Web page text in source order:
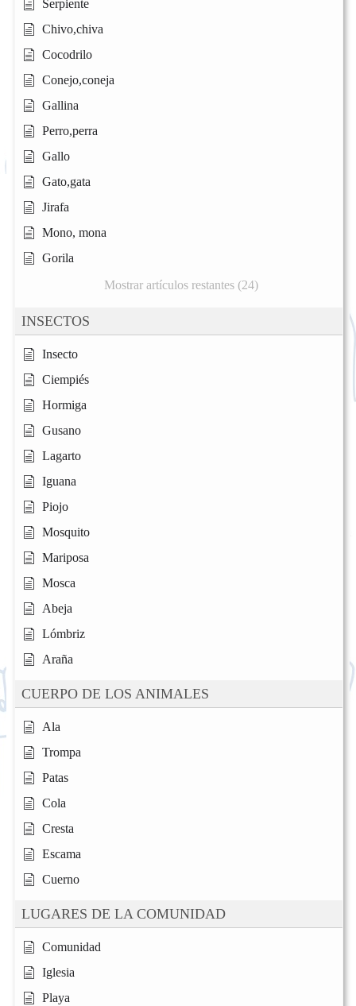
Serpiente
Chivo,chiva
Cocodrilo
Conejo,coneja
Gallina
Perro,perra
Gallo
Gato,gata
Jirafa
Mono, mona
Gorila
Mostrar artículos restantes (24)
INSECTOS
Insecto
Ciempiés
Hormiga
Gusano
Lagarto
Iguana
Piojo
Mosquito
Mariposa
Mosca
Abeja
Lómbriz
Araña
CUERPO DE LOS ANIMALES
Ala
Trompa
Patas
Cola
Cresta
Escama
Cuerno
LUGARES DE LA COMUNIDAD
Comunidad
Iglesia
Playa